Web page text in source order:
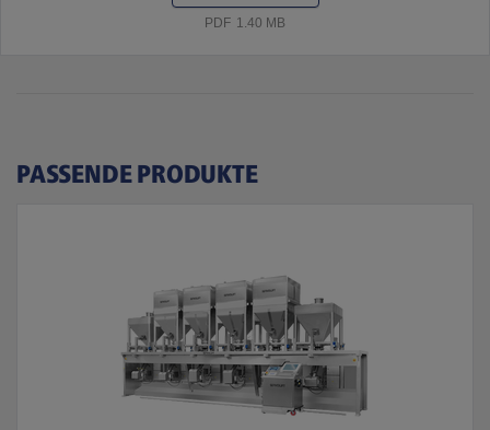
PDF 1.40 MB
PASSENDE PRODUKTE